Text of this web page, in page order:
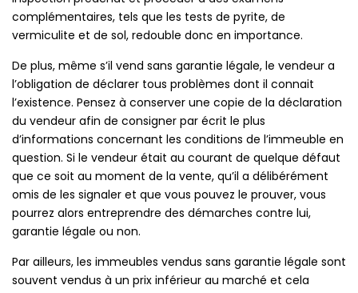
complémentaires, tels que les tests de pyrite, de
vermiculite et de sol, redouble donc en importance.
De plus, même s’il vend sans garantie légale, le vendeur a
l’obligation de déclarer tous problèmes dont il connait
l’existence. Pensez à conserver une copie de la déclaration
du vendeur afin de consigner par écrit le plus
d’informations concernant les conditions de l’immeuble en
question. Si le vendeur était au courant de quelque défaut
que ce soit au moment de la vente, qu’il a délibérément
omis de les signaler et que vous pouvez le prouver, vous
pourrez alors entreprendre des démarches contre lui,
garantie légale ou non.
Par ailleurs, les immeubles vendus sans garantie légale sont
souvent vendus à un prix inférieur au marché et cela